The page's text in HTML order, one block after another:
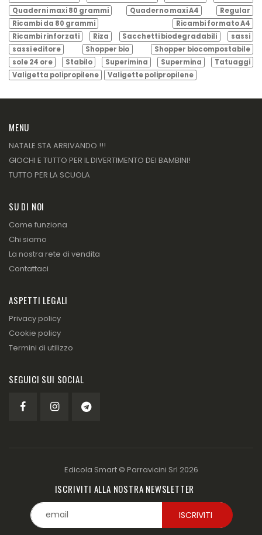
Quaderni maxi 80 grammi
Quaderno maxi A4
Regular
Ricambi da 80 grammi
Ricambi formato A4
Ricambi rinforzati
Riza Sacchetti biodegradabili
sassi
sassi editore
Shopper bio
Shopper biocompostabile
sole 24 ore
Stabilo Superimina Supermina
Tatuaggi
Valigetta polipropilene
Valigette polipropilene
MENU
NATALE STA ARRIVANDO !!!
GIOCHI E TUTTO PER IL DIVERTIMENTO DEI BAMBINI!
TUTTO PER LA SCUOLA
SU DI NOI
Come funziona
Chi siamo
La nostra rete di vendita
Contattaci
ASPETTI LEGALI
Privacy policy
Cookie policy
Termini di utilizzo
SEGUICI SUI SOCIAL
Edicola Smart © Parravicini Srl 2026
ISCRIVITI ALLA NOSTRA NEWSLETTER